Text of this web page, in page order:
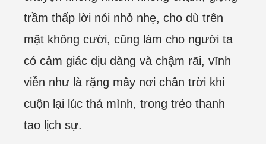
trầm thấp lời nói nhỏ nhẹ, cho dù trên
mặt không cười, cũng làm cho người ta
có cảm giác dịu dàng và chậm rãi, vĩnh
viễn như là rặng mây nơi chân trời khi
cuộn lại lúc thả mình, trong trẻo thanh
tao lịch sự.